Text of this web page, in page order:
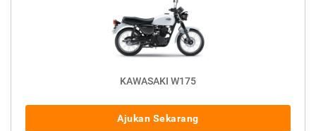
KAWASAKI W175
Ajukan Sekarang